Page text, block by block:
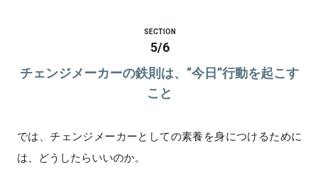
SECTION
5/6
チェンジメーカーの鉄則は、“今日”行動を起こす
こと
では、チェンジメーカーとしての素養を身につけるために
は、どうしたらいいのか。